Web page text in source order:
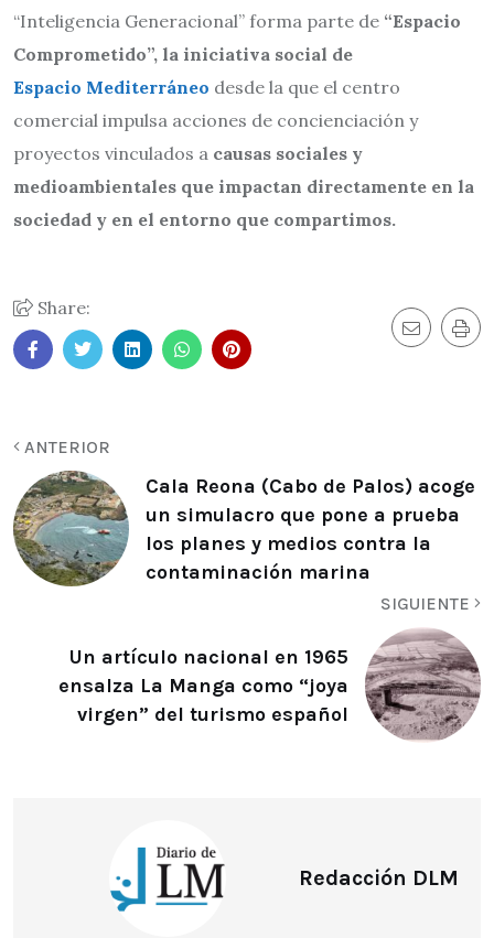
“Inteligencia Generacional” forma parte de “Espacio
Comprometido”, la iniciativa social de
Espacio Mediterráneo desde la que el centro
comercial impulsa acciones de concienciación y
proyectos vinculados a causas sociales y
medioambientales que impactan directamente en la
sociedad y en el entorno que compartimos.
Share:
ANTERIOR
Cala Reona (Cabo de Palos) acoge
un simulacro que pone a prueba
los planes y medios contra la
contaminación marina
SIGUIENTE
Un artículo nacional en 1965
ensalza La Manga como “joya
virgen” del turismo español
Redacción DLM